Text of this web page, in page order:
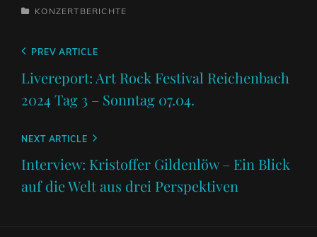
CATEGORIES
KONZERTBERICHTE
Beitragsnavigation
Previous
Post
PREV ARTICLE
Livereport: Art Rock Festival Reichenbach
2024 Tag 3 – Sonntag 07.04.
Next
NEXT ARTICLE
Interview: Kristoffer Gildenlöw – Ein Blick
auf die Welt aus drei Perspektiven